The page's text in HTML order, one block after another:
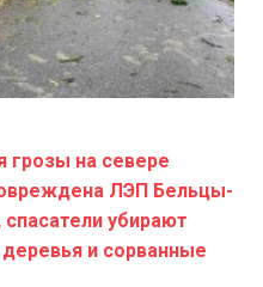
грозы на севере
ЛЭП Бельцы-
убирают
и сорванные